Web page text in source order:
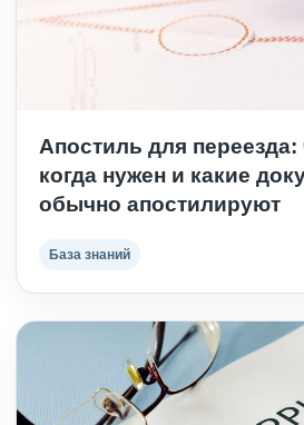
Апостиль для переезда:
когда нужен и какие
обычно апостилируют
База знаний